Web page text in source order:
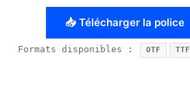
📥 Télécharger la police
Formats disponibles : OTF TTF